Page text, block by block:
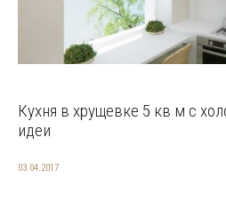
Кухня в хрущевке 5 кв м с
идеи
03.04.2017